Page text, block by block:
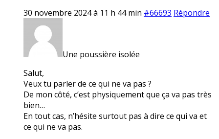
30 novembre 2024 à 11 h 44 min #66693 Répondre
Une poussière isolée
Salut,
Veux tu parler de ce qui ne va pas ?
De mon côté, c’est physiquement que ça va pas très
bien…
En tout cas, n’hésite surtout pas à dire ce qui va et
ce qui ne va pas.